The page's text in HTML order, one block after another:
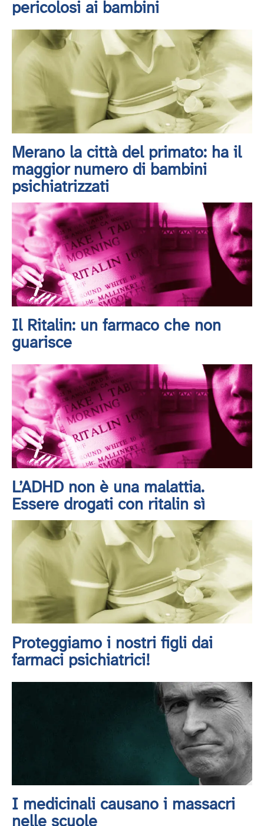
pericolosi ai bambini
Merano la città del primato: ha il
maggior numero di bambini
psichiatrizzati
Il Ritalin: un farmaco che non
guarisce
L’ADHD non è una malattia.
Essere drogati con ritalin sì
Proteggiamo i nostri figli dai
farmaci psichiatrici!
I medicinali causano i massacri